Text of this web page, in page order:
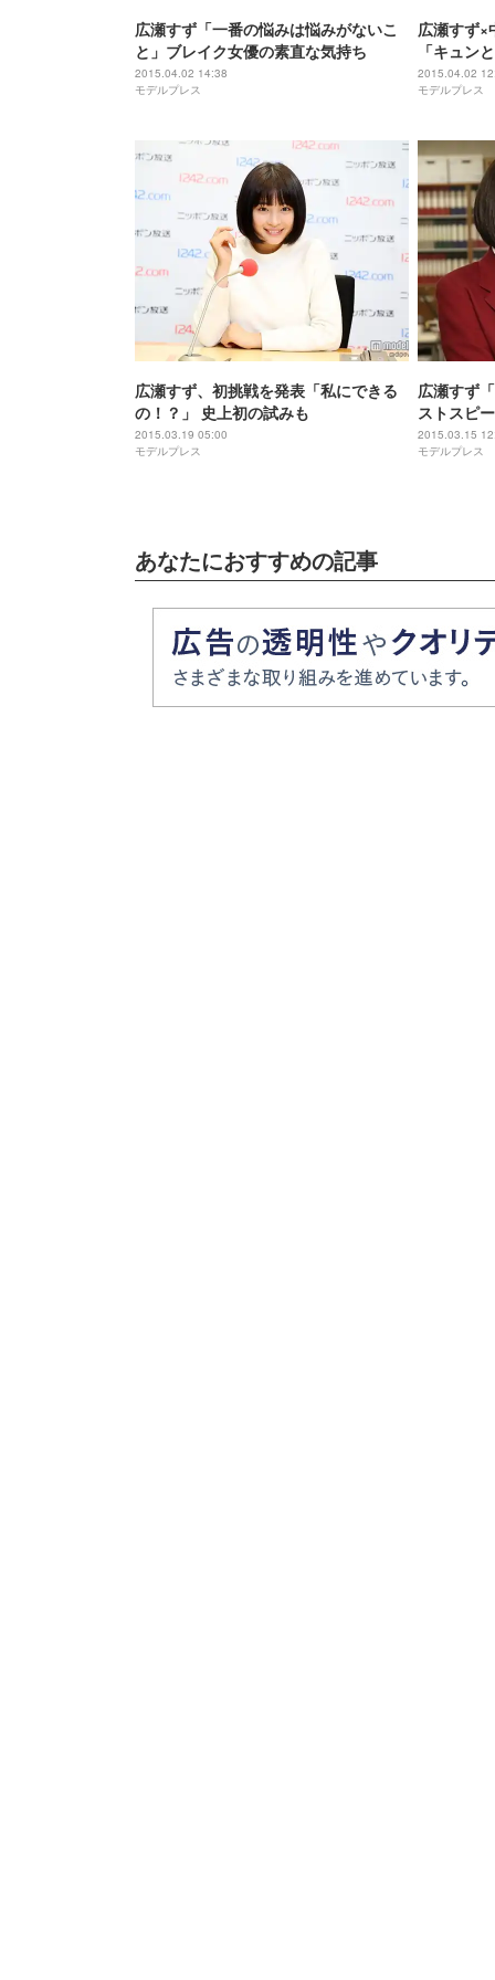
広瀬すず「一番の悩みは悩みがないこ
と」ブレイク女優の素直な気持ち
2015.04.02 14:38
モデルプレス
広瀬すず×
「キュン
2015.04.02
モデルプレス
広瀬すず、初挑戦を発表「私にできる
の！？」 史上初の試みも
2015.03.19 05:00
モデルプレス
広瀬すず
ストスピ
完走で「
2015.03.15
モデルプレス
あなたにおすすめの記事